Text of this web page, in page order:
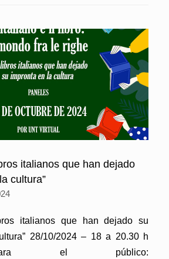
italianos que han dejado
cultura”
italianos que han dejado su
28/10/2024 – 18 a 20.30 h
el público: